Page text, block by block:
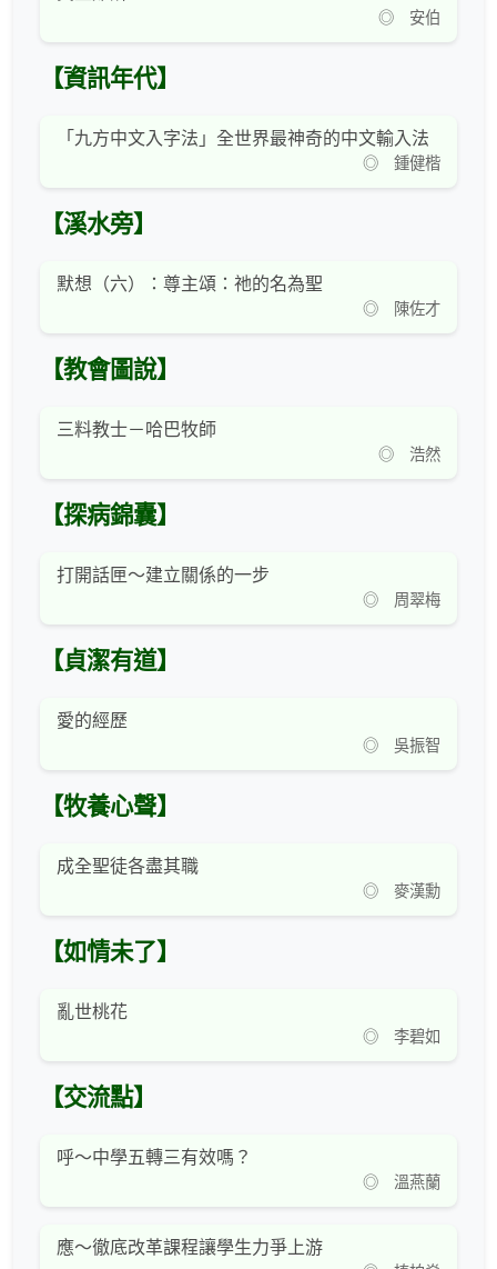
◎ 安伯
【資訊年代】
「九方中文入字法」全世界最神奇的中文輸入法
◎ 鍾健楷
【溪水旁】
默想（六）：尊主頌：祂的名為聖
◎ 陳佐才
【教會圖說】
三料教士－哈巴牧師
◎ 浩然
【探病錦囊】
打開話匣～建立關係的一步
◎ 周翠梅
【貞潔有道】
愛的經歷
◎ 吳振智
【牧養心聲】
成全聖徒各盡其職
◎ 麥漢勳
【如情未了】
亂世桃花
◎ 李碧如
【交流點】
呼～中學五轉三有效嗎？
◎ 溫燕蘭
應～徹底改革課程讓學生力爭上游